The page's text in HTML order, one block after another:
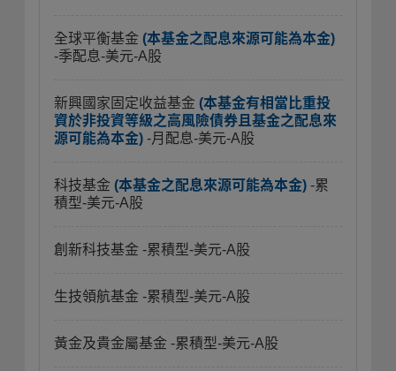
全球平衡基金 (本基金之配息來源可能為本金)
-季配息-美元-A股
新興國家固定收益基金 (本基金有相當比重投
資於非投資等級之高風險債券且基金之配息來
源可能為本金) -月配息-美元-A股
科技基金 (本基金之配息來源可能為本金) -累
積型-美元-A股
創新科技基金 -累積型-美元-A股
生技領航基金 -累積型-美元-A股
黃金及貴金屬基金 -累積型-美元-A股